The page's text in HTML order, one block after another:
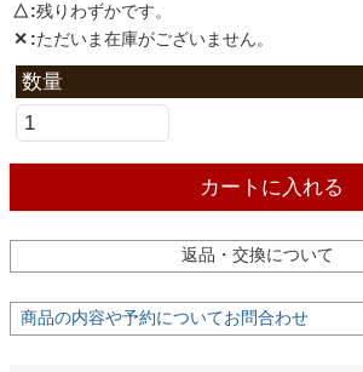
マット
収納用品
キッチン用品
△ 残りわずかです。
✕ ただいま在庫がございません。
カートに入れる
返品・交換について
商品の内容や予約についてお問合わせ